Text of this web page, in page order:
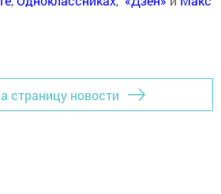
страницу новости